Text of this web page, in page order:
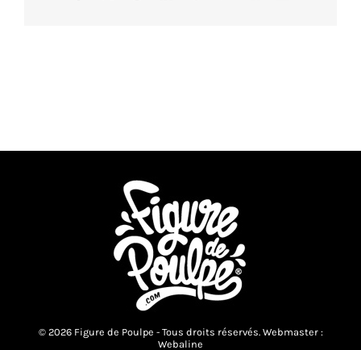
© 2026 Figure de Poulpe - Tous droits réservés. Webmaster :
Webaline